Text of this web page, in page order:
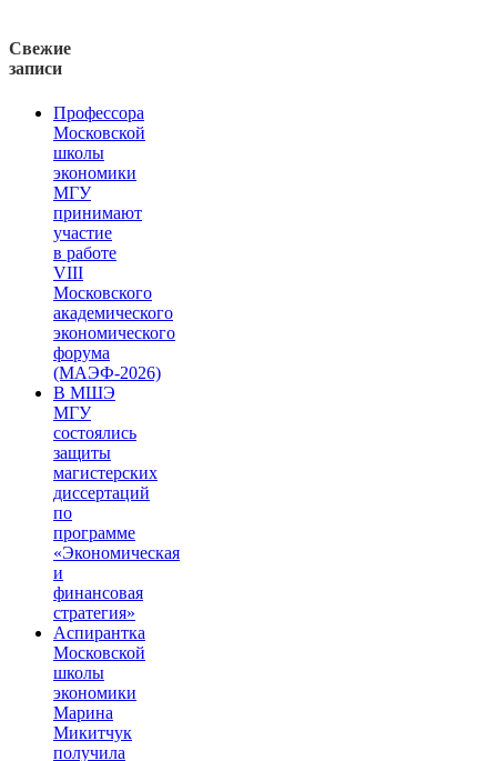
Свежие
записи
Профессора
Московской
школы
экономики
МГУ
принимают
участие
в работе
VIII
Московского
академического
экономического
форума
(МАЭФ-2026)
В МШЭ
МГУ
состоялись
защиты
магистерских
диссертаций
по
программе
«Экономическая
и
финансовая
стратегия»
Аспирантка
Московской
школы
экономики
Марина
Микитчук
получила